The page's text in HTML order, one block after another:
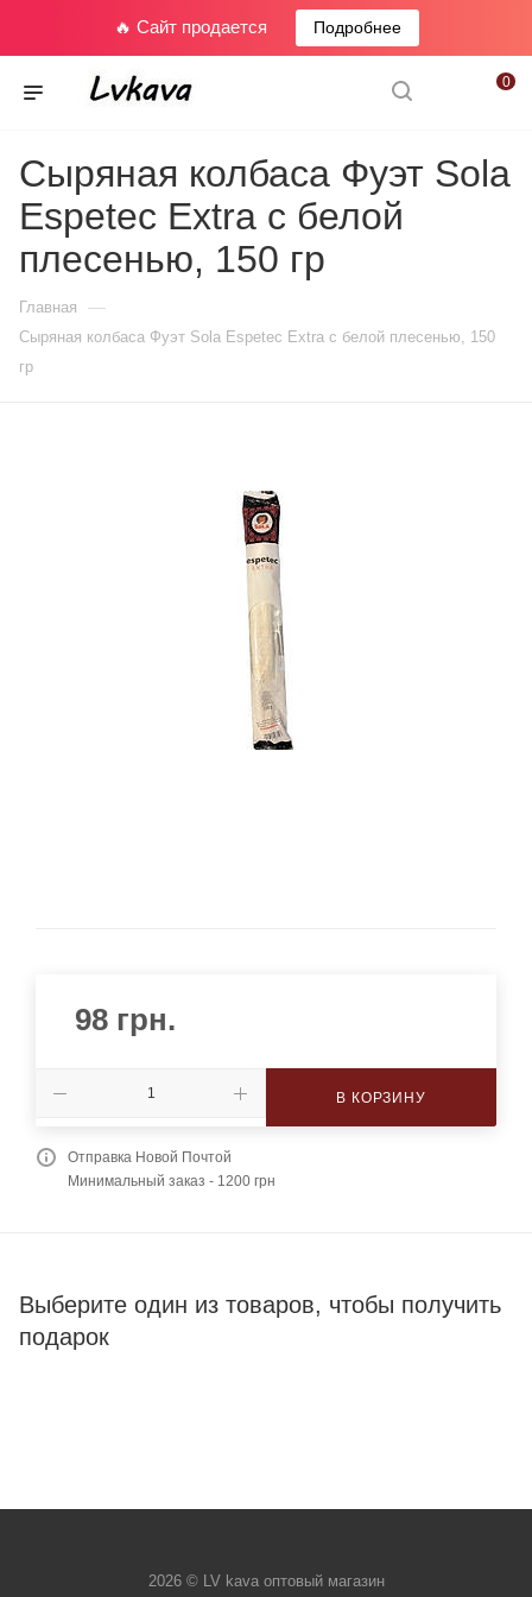
🔥 Сайт продается Подробнее
0
Сыряная колбаса Фуэт Sola
Espetec Extra с белой
плесенью, 150 гр
Главная —
Сыряная колбаса Фуэт Sola Espetec Extra с белой плесенью, 150
гр
98 грн.
В КОРЗИНУ
Отправка Новой Почтой
Минимальный заказ - 1200 грн
Выберите один из товаров, чтобы получить
подарок
2026 © LV kava оптовый магазин